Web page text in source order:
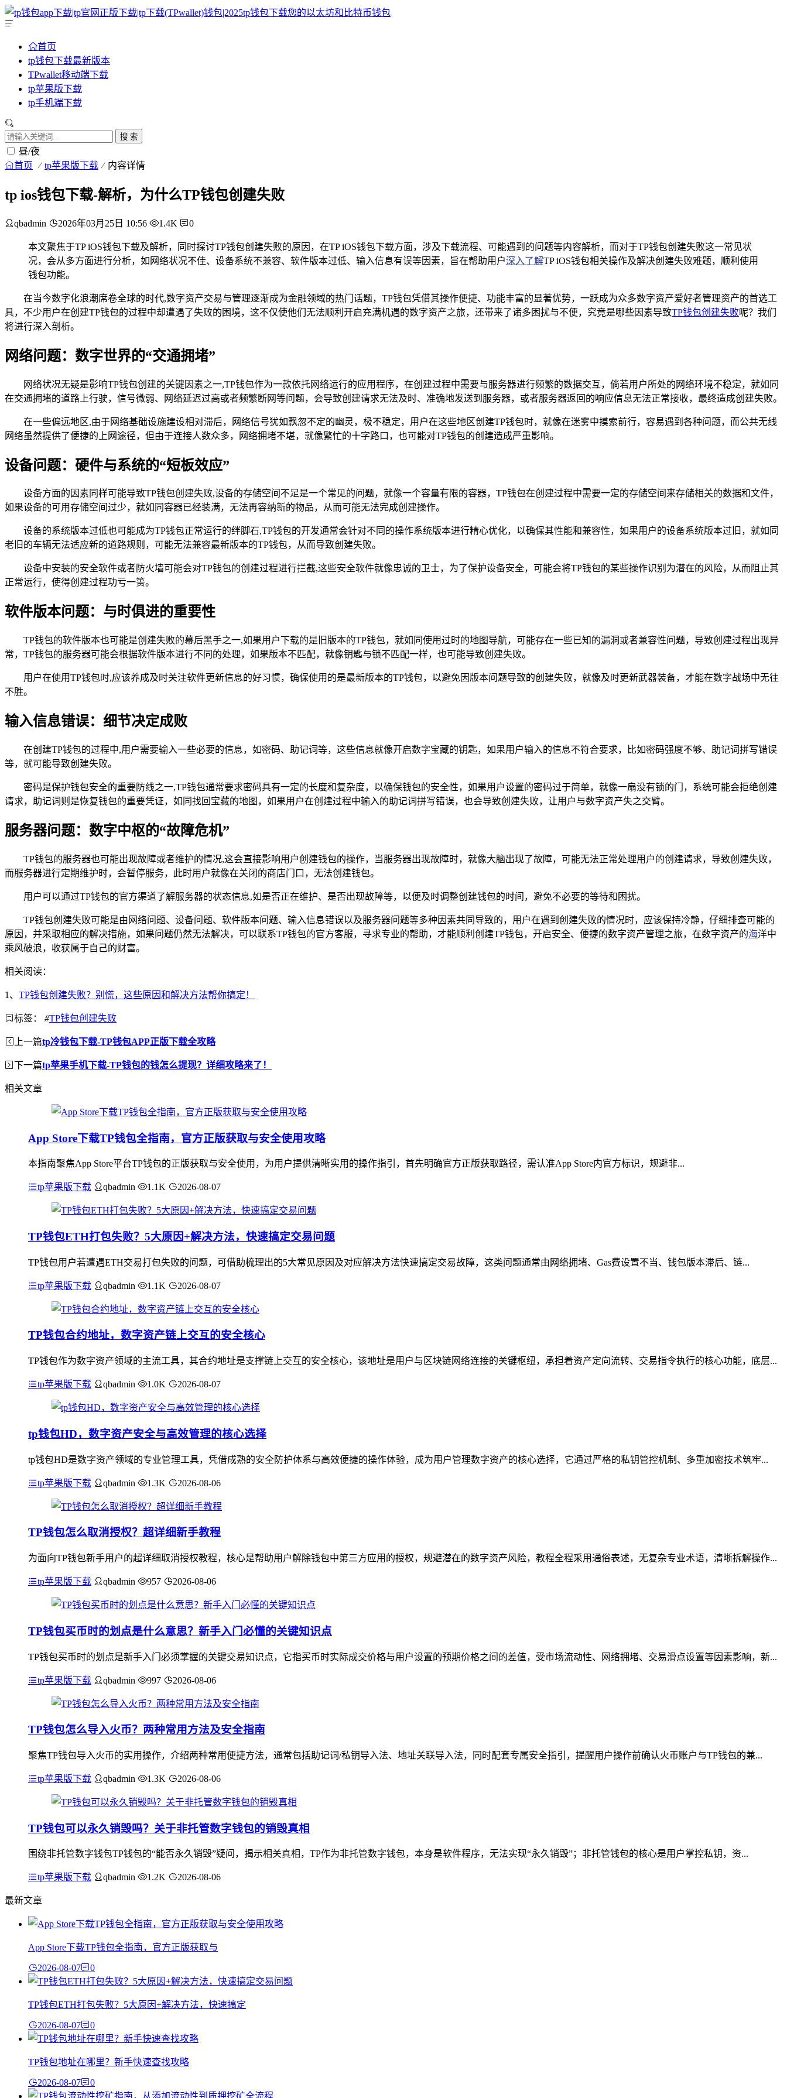
首页
tp钱包下载最新版本
TPwallet移动端下载
tp苹果版下载
tp手机端下载
搜 索
昼/夜
首页 tp苹果版下载 内容详情
tp ios钱包下载-解析，为什么TP钱包创建失败
qbadmin 2026年03月25日 10:56 1.4K 0
本文聚焦于TP iOS钱包下载及解析，同时探讨TP钱包创建失败的原因，在TP iOS钱包下载方面，涉及下载流程、可能遇到的问题等内容解析，而对于TP钱包创建失败这一常见状
况，会从多方面进行分析，如网络状况不佳、设备系统不兼容、软件版本过低、输入信息有误等因素，旨在帮助用户深入了解TP iOS钱包相关操作及解决创建失败难题，顺利使用
钱包功能。
在当今数字化浪潮席卷全球的时代,数字资产交易与管理逐渐成为金融领域的热门话题，TP钱包凭借其操作便捷、功能丰富的显著优势，一跃成为众多数字资产爱好者管理资产的首选工
具，不少用户在创建TP钱包的过程中却遭遇了失败的困境，这不仅使他们无法顺利开启充满机遇的数字资产之旅，还带来了诸多困扰与不便，究竟是哪些因素导致TP钱包创建失败呢？我们
将进行深入剖析。
网络问题：数字世界的“交通拥堵”
网络状况无疑是影响TP钱包创建的关键因素之一,TP钱包作为一款依托网络运行的应用程序，在创建过程中需要与服务器进行频繁的数据交互，倘若用户所处的网络环境不稳定，就如同
在交通拥堵的道路上行驶，信号微弱、网络延迟过高或者频繁断网等问题，会导致创建请求无法及时、准确地发送到服务器，或者服务器返回的响应信息无法正常接收，最终造成创建失败。
在一些偏远地区,由于网络基础设施建设相对滞后，网络信号犹如飘忽不定的幽灵，极不稳定，用户在这些地区创建TP钱包时，就像在迷雾中摸索前行，容易遇到各种问题，而公共无线
网络虽然提供了便捷的上网途径，但由于连接人数众多，网络拥堵不堪，就像繁忙的十字路口，也可能对TP钱包的创建造成严重影响。
设备问题：硬件与系统的“短板效应”
设备方面的因素同样可能导致TP钱包创建失败,设备的存储空间不足是一个常见的问题，就像一个容量有限的容器，TP钱包在创建过程中需要一定的存储空间来存储相关的数据和文件，
如果设备的可用存储空间过少，就如同容器已经装满，无法再容纳新的物品，从而可能无法完成创建操作。
设备的系统版本过低也可能成为TP钱包正常运行的绊脚石,TP钱包的开发通常会针对不同的操作系统版本进行精心优化，以确保其性能和兼容性，如果用户的设备系统版本过旧，就如同
老旧的车辆无法适应新的道路规则，可能无法兼容最新版本的TP钱包，从而导致创建失败。
设备中安装的安全软件或者防火墙可能会对TP钱包的创建过程进行拦截,这些安全软件就像忠诚的卫士，为了保护设备安全，可能会将TP钱包的某些操作识别为潜在的风险，从而阻止其
正常运行，使得创建过程功亏一篑。
软件版本问题：与时俱进的重要性
TP钱包的软件版本也可能是创建失败的幕后黑手之一,如果用户下载的是旧版本的TP钱包，就如同使用过时的地图导航，可能存在一些已知的漏洞或者兼容性问题，导致创建过程出现异
常，TP钱包的服务器可能会根据软件版本进行不同的处理，如果版本不匹配，就像钥匙与锁不匹配一样，也可能导致创建失败。
用户在使用TP钱包时,应该养成及时关注软件更新信息的好习惯，确保使用的是最新版本的TP钱包，以避免因版本问题导致的创建失败，就像及时更新武器装备，才能在数字战场中无往
不胜。
输入信息错误：细节决定成败
在创建TP钱包的过程中,用户需要输入一些必要的信息，如密码、助记词等，这些信息就像开启数字宝藏的钥匙，如果用户输入的信息不符合要求，比如密码强度不够、助记词拼写错误
等，就可能导致创建失败。
密码是保护钱包安全的重要防线之一,TP钱包通常要求密码具有一定的长度和复杂度，以确保钱包的安全性，如果用户设置的密码过于简单，就像一扇没有锁的门，系统可能会拒绝创建
请求，助记词则是恢复钱包的重要凭证，如同找回宝藏的地图，如果用户在创建过程中输入的助记词拼写错误，也会导致创建失败，让用户与数字资产失之交臂。
服务器问题：数字中枢的“故障危机”
TP钱包的服务器也可能出现故障或者维护的情况,这会直接影响用户创建钱包的操作，当服务器出现故障时，就像大脑出现了故障，可能无法正常处理用户的创建请求，导致创建失败，
而服务器进行定期维护时，会暂停服务，此时用户就像在关闭的商店门口，无法创建钱包。
用户可以通过TP钱包的官方渠道了解服务器的状态信息,如是否正在维护、是否出现故障等，以便及时调整创建钱包的时间，避免不必要的等待和困扰。
TP钱包创建失败可能是由网络问题、设备问题、软件版本问题、输入信息错误以及服务器问题等多种因素共同导致的，用户在遇到创建失败的情况时，应该保持冷静，仔细排查可能的
原因，并采取相应的解决措施，如果问题仍然无法解决，可以联系TP钱包的官方客服，寻求专业的帮助，才能顺利创建TP钱包，开启安全、便捷的数字资产管理之旅，在数字资产的海洋中
乘风破浪，收获属于自己的财富。
相关阅读：
1、 TP钱包创建失败？别慌，这些原因和解决方法帮你搞定！
标签： #TP钱包创建失败
上一篇tp冷钱包下载-TP钱包APP正版下载全攻略
下一篇tp苹果手机下载-TP钱包的钱怎么提现？详细攻略来了！
相关文章
App Store下载TP钱包全指南，官方正版获取与安全使用攻略
本指南聚焦App Store平台TP钱包的正版获取与安全使用，为用户提供清晰实用的操作指引，首先明确官方正版获取路径，需认准App Store内官方标识，规避非...
tp苹果版下载 qbadmin 1.1K 2026-08-07
TP钱包ETH打包失败？5大原因+解决方法，快速搞定交易问题
TP钱包用户若遭遇ETH交易打包失败的问题，可借助梳理出的5大常见原因及对应解决方法快速搞定交易故障，这类问题通常由网络拥堵、Gas费设置不当、钱包版本滞后、链...
tp苹果版下载 qbadmin 1.1K 2026-08-07
TP钱包合约地址，数字资产链上交互的安全核心
TP钱包作为数字资产领域的主流工具，其合约地址是支撑链上交互的安全核心，该地址是用户与区块链网络连接的关键枢纽，承担着资产定向流转、交易指令执行的核心功能，底层...
tp苹果版下载 qbadmin 1.0K 2026-08-07
tp钱包HD，数字资产安全与高效管理的核心选择
tp钱包HD是数字资产领域的专业管理工具，凭借成熟的安全防护体系与高效便捷的操作体验，成为用户管理数字资产的核心选择，它通过严格的私钥管控机制、多重加密技术筑牢...
tp苹果版下载 qbadmin 1.3K 2026-08-06
TP钱包怎么取消授权？超详细新手教程
为面向TP钱包新手用户的超详细取消授权教程，核心是帮助用户解除钱包中第三方应用的授权，规避潜在的数字资产风险，教程全程采用通俗表述，无复杂专业术语，清晰拆解操作...
tp苹果版下载 qbadmin 957 2026-08-06
TP钱包买币时的划点是什么意思？新手入门必懂的关键知识点
TP钱包买币时的划点是新手入门必须掌握的关键交易知识点，它指买币时实际成交价格与用户设置的预期价格之间的差值，受市场流动性、网络拥堵、交易滑点设置等因素影响，新...
tp苹果版下载 qbadmin 997 2026-08-06
TP钱包怎么导入火币？两种常用方法及安全指南
聚焦TP钱包导入火币的实用操作，介绍两种常用便捷方法，通常包括助记词/私钥导入法、地址关联导入法，同时配套专属安全指引，提醒用户操作前确认火币账户与TP钱包的兼...
tp苹果版下载 qbadmin 1.3K 2026-08-06
TP钱包可以永久销毁吗？关于非托管数字钱包的销毁真相
围绕非托管数字钱包TP钱包的“能否永久销毁”疑问，揭示相关真相，TP作为非托管数字钱包，本身是软件程序，无法实现“永久销毁”；非托管钱包的核心是用户掌控私钥，资...
tp苹果版下载 qbadmin 1.2K 2026-08-06
最新文章
App Store下载TP钱包全指南，官方正版获取与
2026-08-07 0
TP钱包ETH打包失败？5大原因+解决方法，快速搞定
2026-08-07 0
TP钱包地址在哪里？新手快速查找攻略
2026-08-07 0